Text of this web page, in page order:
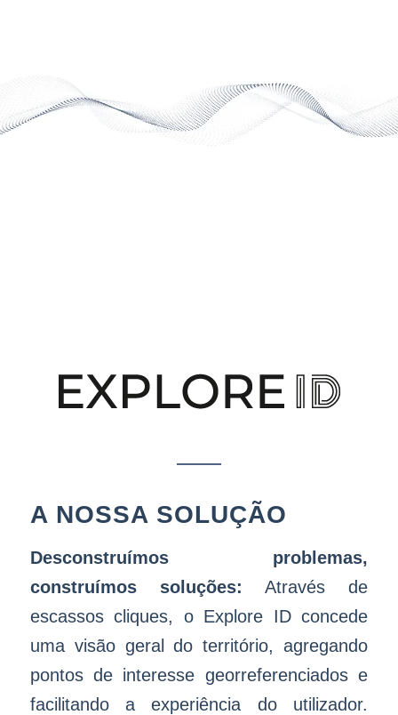
A NOSSA SOLUÇÃO
Desconstruímos problemas,
construímos soluções:Através de
escassos cliques, o Explore ID concede
uma visão geral do território, agregando
pontos de interesse georreferenciados e
facilitando a experiência do utilizador.